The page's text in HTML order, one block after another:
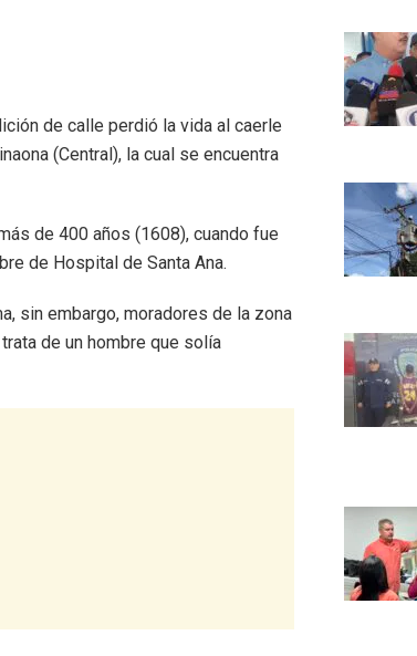
de calle perdió la vida al caerle
(Central), la cual se encuentra
de 400 años (1608), cuando fue
de Hospital de Santa Ana.
sin embargo, moradores de la zona
de un hombre que solía